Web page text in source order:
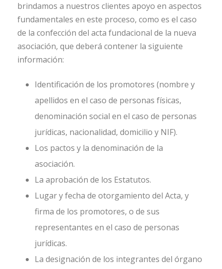
brindamos a nuestros clientes apoyo en aspectos
fundamentales en este proceso, como es el caso
de la confección del acta fundacional de la nueva
asociación, que deberá contener la siguiente
información:
Identificación de los promotores (nombre y
apellidos en el caso de personas físicas,
denominación social en el caso de personas
jurídicas, nacionalidad, domicilio y NIF).
Los pactos y la denominación de la
asociación.
La aprobación de los Estatutos.
Lugar y fecha de otorgamiento del Acta, y
firma de los promotores, o de sus
representantes en el caso de personas
jurídicas.
La designación de los integrantes del órgano